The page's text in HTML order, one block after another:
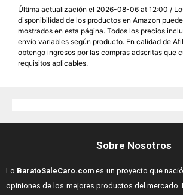
Última actualización el 2026-08-06 at 12:00 /
disponibilidad de los productos en Amazon
mostrados en esta página. Todos los precios
envío variables según producto. En calidad de
obtengo ingresos por las compras adscritas que
requisitos aplicables.
Sobre Nosotros
Lo BaratoSaleCaro.com es un proyecto que
opiniones de los mejores productos del mercado.